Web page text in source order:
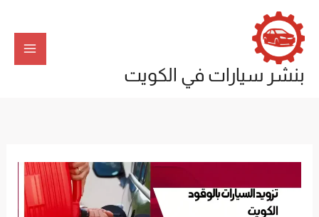
المحتوى
بنشر سيارات في الكويت